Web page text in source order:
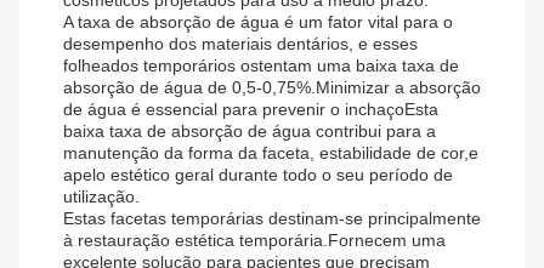
A taxa de absorção de água é um fator vital para o
desempenho dos materiais dentários, e esses
folheados temporários ostentam uma baixa taxa de
absorção de água de 0,5-0,75%.Minimizar a absorção
de água é essencial para prevenir o inchaçoEsta
baixa taxa de absorção de água contribui para a
manutenção da forma da faceta, estabilidade de cor,e
apelo estético geral durante todo o seu período de
utilização.
Estas facetas temporárias destinam-se principalmente
à restauração estética temporária.Fornecem uma
excelente solução para pacientes que precisam